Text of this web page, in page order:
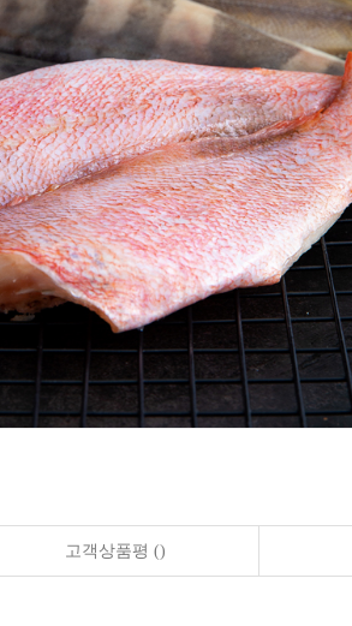
고객상품평 ()